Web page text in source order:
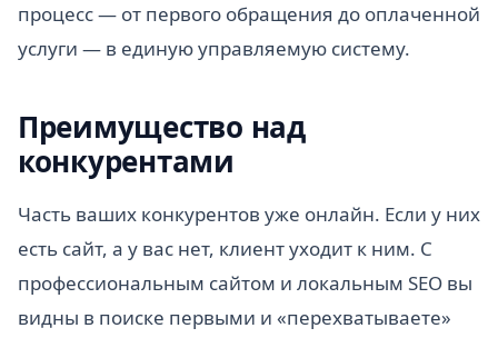
процесс — от первого обращения до оплаченной
услуги — в единую управляемую систему.
Преимущество над
конкурентами
Часть ваших конкурентов уже онлайн. Если у них
есть сайт, а у вас нет, клиент уходит к ним. С
профессиональным сайтом и локальным SEO вы
видны в поиске первыми и «перехватываете»